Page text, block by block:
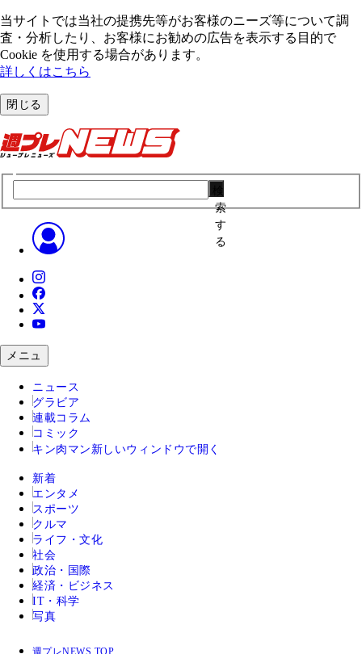
当サイトでは当社の提携先等がお客様のニーズ等について調
査・分析したり、お客様にお勧めの広告を表⽰する⽬的で
Cookie を使⽤する場合があります。
詳しくはこちら
閉じる
索
す
る
メニュ
ニュース
グラビア
連載コラム
コミック
キン肉マン 新しいウィンドウで開く
新着
エンタメ
スポーツ
クルマ
ライフ・文化
社会
政治・国際
経済・ビジネス
IT・科学
写真
週プレNEWS TOP